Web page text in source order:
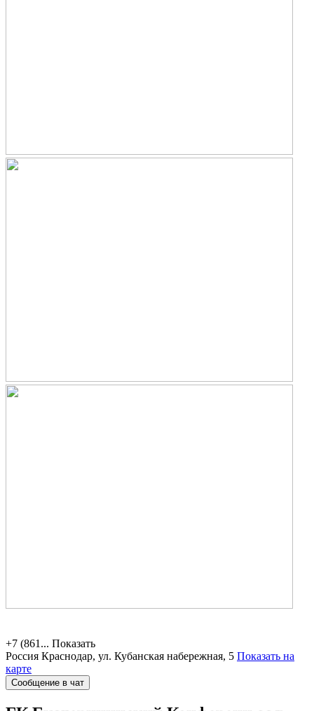
+7 (861... Показать
Россия Краснодар, ул. Кубанская набережная, 5 Показать на
карте
Сообщение в чат